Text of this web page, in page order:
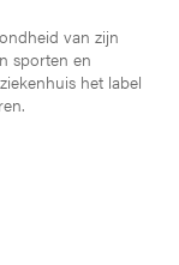
van zijn
sporten en
het label